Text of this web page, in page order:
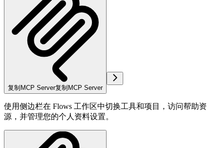
复制MCP Server复制MCP Server
使用侧边栏在 Flows 工作区中切换工具和项目，访问帮助资
源，并管理您的个人资料设置。